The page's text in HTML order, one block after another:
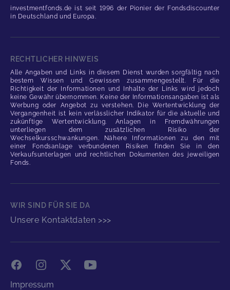
investmentfonds.de ist seit 1996 der Pionier der Fondsdiscounter
in Deutschland und Europa.
RECHTLICHER HINWEIS
Alle Angaben und Links in diesem Dienst wurden sorgfältig nach
bestem Wissen und Gewissen zusammengestellt. Für die
Richtigkeit der Informationen und Inhalte der Links wird jedoch
keine Gewähr übernommen. Keine der Informationsangaben ist als
Werbung oder Angebot zu verstehen. Die Wertentwicklung der
Vergangenheit ist kein verlässlicher Indikator für die aktuelle und
zukünftige Wertentwicklung. Anlagen in Fremdwährungen
unterliegen dem zusätzlichen Risiko der
Wechselkursschwankungen. Nähere Informationen zu den mit
einer Fondsanlage verbundenen Risiken finden Sie in den
Verkaufsunterlagen und rechtlichen Dokumenten des jeweiligen
Fonds.
WIR SIND FÜR SIE DA
Unsere Kontaktdaten >>>
FacebookInstagram
X YouTube
Impressum